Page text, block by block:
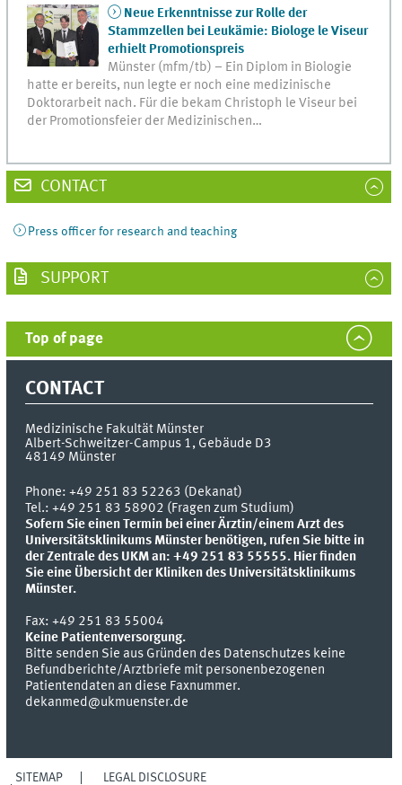
Neue Erkenntnisse zur Rolle der
Stammzellen bei Leukämie: Biologe le Viseur
erhielt Promotionspreis
Münster (mfm/tb) – Ein Diplom in Biologie
hatte er bereits, nun legte er noch eine medizinische
Doktorarbeit nach. Für die bekam Christoph le Viseur bei
der Promotionsfeier der Medizinischen…
CONTACT
Press officer for research and teaching
SUPPORT
Top of page
CONTACT
Medizinische Fakultät Münster
Albert-Schweitzer-Campus 1, Gebäude D3
48149 Münster
Phone:+49 251 83 52263 (Dekanat)
Tel.: +49 251 83 58902 (Fragen zum Studium)
Sofern Sie einen Termin bei einer Ärztin/einem Arzt des
Universitätsklinikums Münster benötigen, rufen Sie bitte in
der Zentrale des UKM an: +49 251 83 55555. Hier finden
Sie eine Übersicht der Kliniken des Universitätsklinikums
Münster.
Fax:+49 251 83 55004
Keine Patientenversorgung.
Bitte senden Sie aus Gründen des Datenschutzes keine
Befundberichte/Arztbriefe mit personenbezogenen
Patientendaten an diese Faxnummer.
dekanmed@ukmuenster.de
SITEMAP
LEGAL DISCLOSURE